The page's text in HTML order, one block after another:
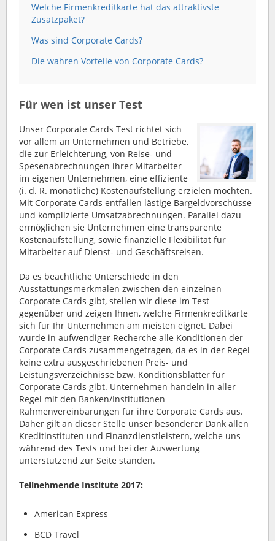
Welche Firmenkreditkarte hat das attraktivste
Zusatzpaket?
Was sind Corporate Cards?
Die wahren Vorteile von Corporate Cards?
Für wen ist unser Test
Unser Corporate Cards Test richtet sich
vor allem an Unternehmen und Betriebe,
die zur Erleichterung, von Reise- und
Spesenabrechnungen ihrer Mitarbeiter
im eigenen Unternehmen, eine effiziente
(i. d. R. monatliche) Kostenaufstellung erzielen möchten.
Mit Corporate Cards entfallen lästige Bargeldvorschüsse
und komplizierte Umsatzabrechnungen. Parallel dazu
ermöglichen sie Unternehmen eine transparente
Kostenaufstellung, sowie finanzielle Flexibilität für
Mitarbeiter auf Dienst- und Geschäftsreisen.
Da es beachtliche Unterschiede in den
Ausstattungsmerkmalen zwischen den einzelnen
Corporate Cards gibt, stellen wir diese im Test
gegenüber und zeigen Ihnen, welche Firmenkreditkarte
sich für Ihr Unternehmen am meisten eignet. Dabei
wurde in aufwendiger Recherche alle Konditionen der
Corporate Cards zusammengetragen, da es in der Regel
keine extra ausgeschriebenen Preis- und
Leistungsverzeichnisse bzw. Konditionsblätter für
Corporate Cards gibt. Unternehmen handeln in aller
Regel mit den Banken/Institutionen
Rahmenvereinbarungen für ihre Corporate Cards aus.
Daher gilt an dieser Stelle unser besonderer Dank allen
Kreditinstituten und Finanzdienstleistern, welche uns
während des Tests und bei der Auswertung
unterstützend zur Seite standen.
Teilnehmende Institute 2017:
American Express
BCD Travel